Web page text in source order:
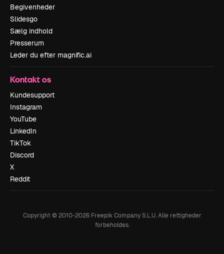
Begivenheder
Slidesgo
Sælg indhold
Presserum
Leder du efter magnific.ai
Kontakt os
Kundesupport
Instagram
YouTube
LinkedIn
TikTok
Discord
X
Reddit
Copyright © 2010-2026Freepik Company S.L.U. Alle rettigheder
forbeholdes.